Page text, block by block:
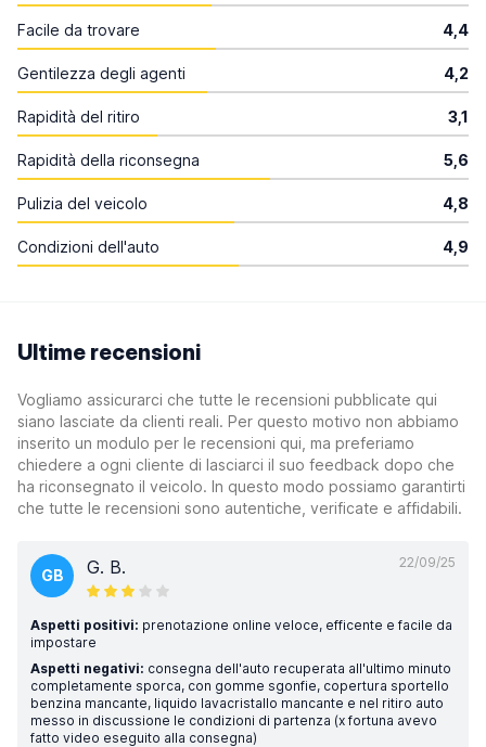
Facile da trovare 4,4
Gentilezza degli agenti 4,2
Rapidità del ritiro 3,1
Rapidità della riconsegna 5,6
Pulizia del veicolo 4,8
Condizioni dell'auto 4,9
Ultime recensioni
Vogliamo assicurarci che tutte le recensioni pubblicate qui
siano lasciate da clienti reali. Per questo motivo non abbiamo
inserito un modulo per le recensioni qui, ma preferiamo
chiedere a ogni cliente di lasciarci il suo feedback dopo che
ha riconsegnato il veicolo. In questo modo possiamo garantirti
che tutte le recensioni sono autentiche, verificate e affidabili.
22/09/25
GB G. B.
Aspetti positivi: prenotazione online veloce, efficente e facile da
impostare
Aspetti negativi: consegna dell'auto recuperata all'ultimo minuto
completamente sporca, con gomme sgonfie, copertura sportello
benzina mancante, liquido lavacristallo mancante e nel ritiro auto
messo in discussione le condizioni di partenza (x fortuna avevo
fatto video eseguito alla consegna)